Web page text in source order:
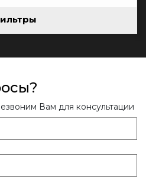
Вам для консультации